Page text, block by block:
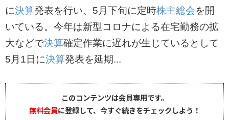
に決算発表を行い、5月下旬に定時株主総会を開
いている。今年は新型コロナによる在宅勤務の拡
大などで決算確定作業に遅れが生じているとして
5月1日に決算発表を延期...
このコンテンツは会員専用です。
無料会員に登録して、今すぐ続きをチェックしよう！